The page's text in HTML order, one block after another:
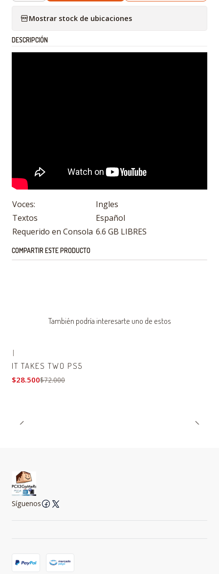
Mostrar stock de ubicaciones
DESCRIPCIÓN
Voces:
Ingles
Textos
Español
Requerido en Consola 6.6 GB LIBRES
COMPARTIR ESTE PRODUCTO
También podría interesarte uno de estos
|
IT TAKES TWO PS5
$28.500$72.000
Síguenos